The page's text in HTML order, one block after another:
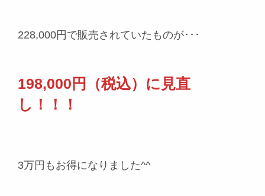
228,000円で販売されていたものが･･･
198,000円（税込）に見直
し！！！
3万円もお得になりました^^